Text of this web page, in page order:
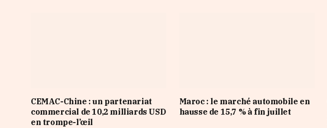
CEMAC-Chine : un partenariat
commercial de 10,2 milliards USD
en trompe-l’œil
Maroc : le marché automobile en
hausse de 15,7 % à fin juillet